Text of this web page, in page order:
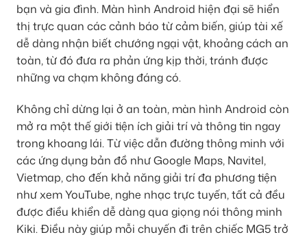
bạn và gia đình. Màn hình Android hiện đại sẽ hiển
thị trực quan các cảnh báo từ cảm biến, giúp tài xế
dễ dàng nhận biết chướng ngại vật, khoảng cách an
toàn, từ đó đưa ra phản ứng kịp thời, tránh được
những va chạm không đáng có.
Không chỉ dừng lại ở an toàn, màn hình Android còn
mở ra một thế giới tiện ích giải trí và thông tin ngay
trong khoang lái. Từ việc dẫn đường thông minh với
các ứng dụng bản đồ như Google Maps, Navitel,
Vietmap, cho đến khả năng giải trí đa phương tiện
như xem YouTube, nghe nhạc trực tuyến, tất cả đều
được điều khiển dễ dàng qua giọng nói thông minh
Kiki. Điều này giúp mỗi chuyến đi trên chiếc MG5 trở